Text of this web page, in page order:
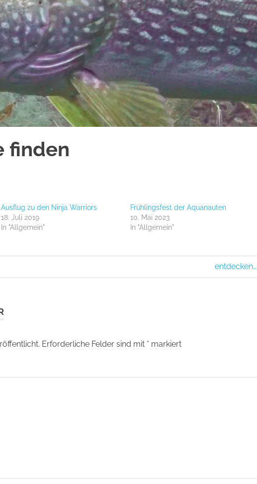
finden
Ausflug zu den Ninja Warriors
18. Juli 2019
In "Allgemein"
Frühlingsfest der Aquanauten
10. Mai 2023
In "Allgemein"
Nächster
Beitrag:
entdecken…
Erforderliche Felder sind mit * markiert